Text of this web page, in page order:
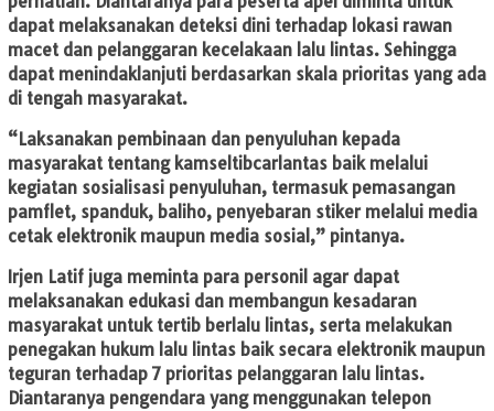
dapat melaksanakan deteksi dini terhadap lokasi rawan
macet dan pelanggaran kecelakaan lalu lintas. Sehingga
dapat menindaklanjuti berdasarkan skala prioritas yang ada
di tengah masyarakat.
“Laksanakan pembinaan dan penyuluhan kepada
masyarakat tentang kamseltibcarlantas baik melalui
kegiatan sosialisasi penyuluhan, termasuk pemasangan
pamflet, spanduk, baliho, penyebaran stiker melalui media
cetak elektronik maupun media sosial,” pintanya.
Irjen Latif juga meminta para personil agar dapat
melaksanakan edukasi dan membangun kesadaran
masyarakat untuk tertib berlalu lintas, serta melakukan
penegakan hukum lalu lintas baik secara elektronik maupun
teguran terhadap 7 prioritas pelanggaran lalu lintas.
Diantaranya pengendara yang menggunakan telepon